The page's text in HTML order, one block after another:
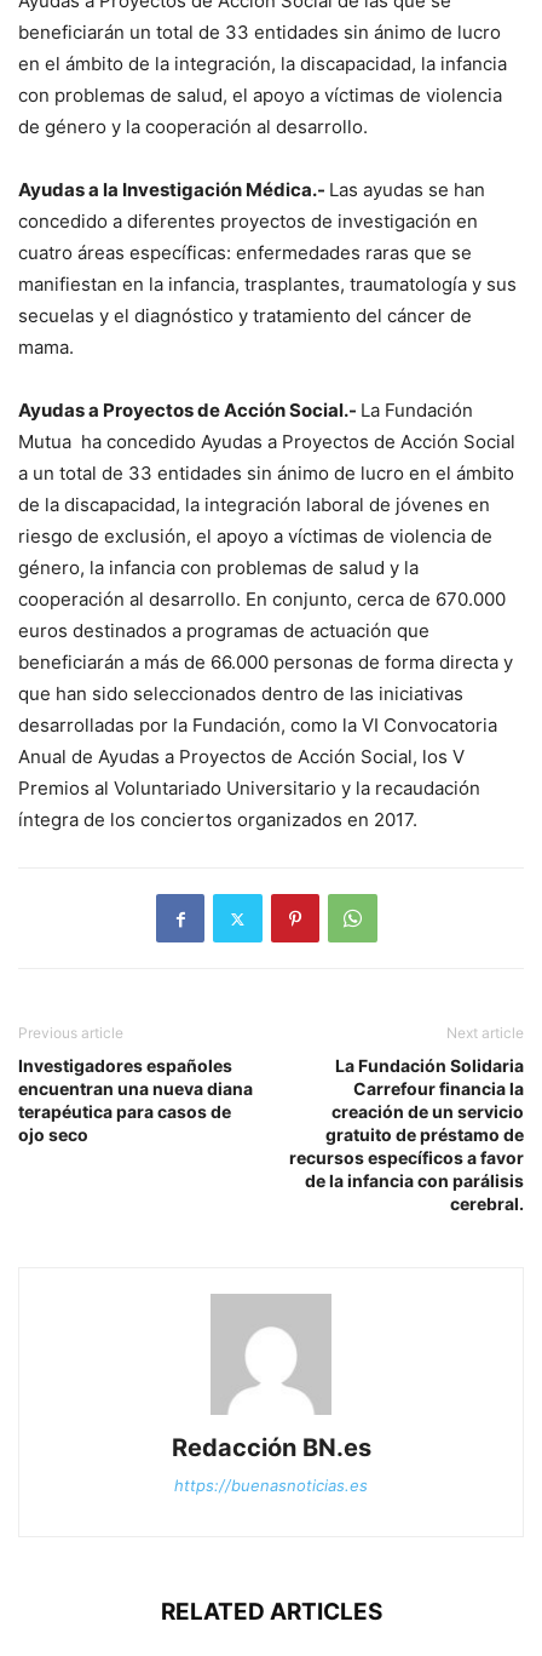
beneficiarán un total de 33 entidades sin ánimo de lucro
en el ámbito de la integración, la discapacidad, la infancia
con problemas de salud, el apoyo a víctimas de violencia
de género y la cooperación al desarrollo.
Ayudas a la Investigación Médica.- Las ayudas se han
concedido a diferentes proyectos de investigación en
cuatro áreas específicas: enfermedades raras que se
manifiestan en la infancia, trasplantes, traumatología y sus
secuelas y el diagnóstico y tratamiento del cáncer de
mama.
Ayudas a Proyectos de Acción Social.- La Fundación
Mutua ha concedido Ayudas a Proyectos de Acción Social
a un total de 33 entidades sin ánimo de lucro en el ámbito
de la discapacidad, la integración laboral de jóvenes en
riesgo de exclusión, el apoyo a víctimas de violencia de
género, la infancia con problemas de salud y la
cooperación al desarrollo. En conjunto, cerca de 670.000
euros destinados a programas de actuación que
beneficiarán a más de 66.000 personas de forma directa y
que han sido seleccionados dentro de las iniciativas
desarrolladas por la Fundación, como la VI Convocatoria
Anual de Ayudas a Proyectos de Acción Social, los V
Premios al Voluntariado Universitario y la recaudación
íntegra de los conciertos organizados en 2017.
Previous article
Investigadores españoles
encuentran una nueva diana
terapéutica para casos de
ojo seco
Next article
La Fundación Solidaria
Carrefour financia la
creación de un servicio
gratuito de préstamo de
recursos específicos a favor
de la infancia con parálisis
cerebral.
Redacción BN.es
https://buenasnoticias.es
RELATED ARTICLES